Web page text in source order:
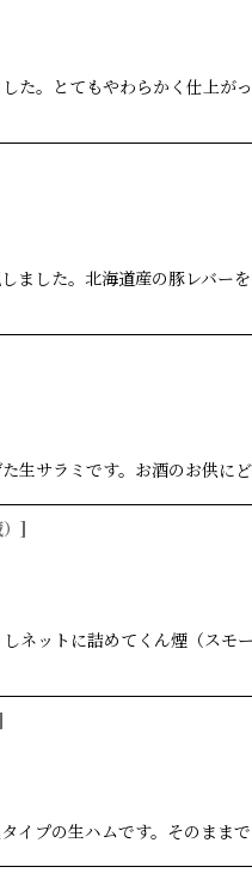
た。とてもやわらかく仕上
ました。北海道産の豚レバ
生サラミです。お酒のお供に
]
ネットに詰めてくん煙（ス
イプの生ハムです。そのまま